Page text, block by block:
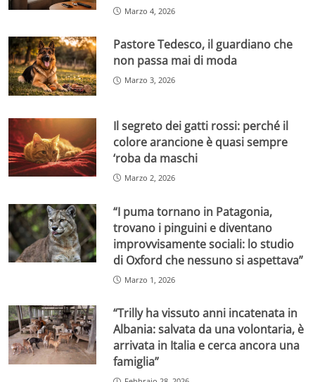
Marzo 4, 2026
Pastore Tedesco, il guardiano che
non passa mai di moda
Marzo 3, 2026
Il segreto dei gatti rossi: perché il
colore arancione è quasi sempre
‘roba da maschi
Marzo 2, 2026
“I puma tornano in Patagonia,
trovano i pinguini e diventano
improvvisamente sociali: lo studio
di Oxford che nessuno si aspettava”
Marzo 1, 2026
“Trilly ha vissuto anni incatenata in
Albania: salvata da una volontaria, è
arrivata in Italia e cerca ancora una
famiglia”